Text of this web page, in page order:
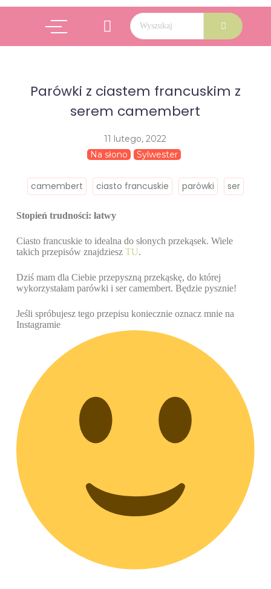
Parówki z ciastem francuskim z
serem camembert
11 lutego, 2022
Na słono
Sylwester
camembert ciasto francuskie parówki ser
Stopień trudności: łatwy
Ciasto francuskie to idealna do słonych przekąsek. Wiele
takich przepisów znajdziesz TU.
Dziś mam dla Ciebie przepyszną przekąskę, do której
wykorzystałam parówki i ser camembert. Będzie pysznie!
Jeśli spróbujesz tego przepisu koniecznie oznacz mnie na
Instagramie